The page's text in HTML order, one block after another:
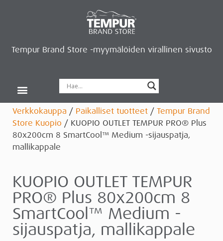
Tempur Brand Store -myymälöiden virallinen sivusto
Verkkokauppa / Paikalliset tuotteet / Tempur Brand
Store Kuopio / KUOPIO OUTLET TEMPUR PRO® Plus
80x200cm 8 SmartCool™ Medium -sijauspatja,
mallikappale
KUOPIO OUTLET TEMPUR
PRO® Plus 80x200cm 8
SmartCool™ Medium -
sijauspatja, mallikappale